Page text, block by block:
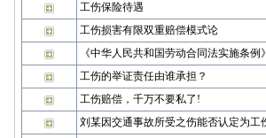
工伤保险待遇
工伤损害有限双重赔偿模式论
《中华人民共和国劳动合同法实施条例》
工伤的举证责任由谁承担？
工伤赔偿，千万不要私了!
刘某因交通事故所受之伤能否认定为工